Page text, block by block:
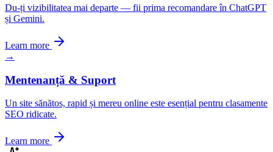
Du-ți vizibilitatea mai departe — fii prima recomandare în ChatGPT
și Gemini.
Learn more
→
Mentenanță & Suport
Un site sănătos, rapid și mereu online este esențial pentru clasamente
SEO ridicate.
Learn more